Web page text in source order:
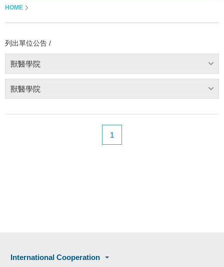
HOME
列出單位公告 /
獸醫學院
獸醫學院
1
International Cooperation